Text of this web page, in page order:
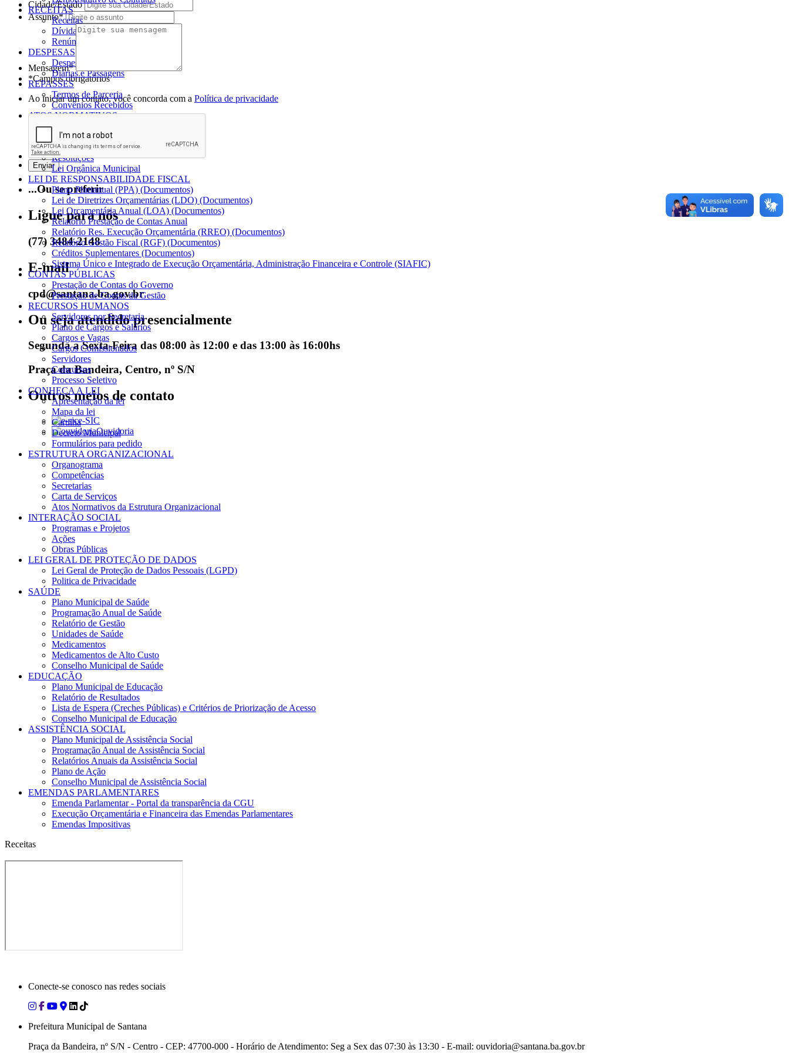
Cidade/Estado
Assunto*
Mensagem*
*Campos obrigatórios
Ao iniciar um contato, você concorda com a Política de privacidade
...Ou se preferir
Ligue para nós
(77) 3484-2148
E-mail
cpd@santana.ba.gov.br
Ou seja atendido presencialmente
Segunda a Sexta-Feira das 08:00 às 12:00 e das 13:00 às 16:00hs
Praça da Bandeira, Centro, nº S/N
Outros meios de contato
e-SIC
Ouvidoria
RECEITAS
Receitas
Dívida Ativa
Renúncia de Receitas
DESPESAS
Despesas
Diárias e Passagens
REPASSES
Termos de Parceria
Convênios Recebidos
ATOS NORMATIVOS
Leis
Decretos
Portarias
Resoluções
Lei Orgânica Municipal
LEI DE RESPONSABILIDADE FISCAL
Plano Plurianual (PPA) (Documentos)
Lei de Diretrizes Orçamentárias (LDO) (Documentos)
Lei Orçamentária Anual (LOA) (Documentos)
Relatório Prestação de Contas Anual
Relatório Res. Execução Orçamentária (RREO) (Documentos)
Relatório Gestão Fiscal (RGF) (Documentos)
Créditos Suplementares (Documentos)
Sistema Único e Integrado de Execução Orçamentária, Administração Financeira e Controle (SIAFIC)
CONTAS PÚBLICAS
Prestação de Contas do Governo
Prestação de Contas da Gestão
RECURSOS HUMANOS
Servidores por Secretaria
Plano de Cargos e Salários
Cargos e Vagas
Cargos Comissionados
Servidores
Concursos
Processo Seletivo
CONHEÇA A LEI
Apresentação da lei
Mapa da lei
Cartilha
Decreto Municipal
Formulários para pedido
ESTRUTURA ORGANIZACIONAL
Organograma
Competências
Secretarias
Carta de Serviços
Atos Normativos da Estrutura Organizacional
INTERAÇÃO SOCIAL
Programas e Projetos
Ações
Obras Públicas
LEI GERAL DE PROTEÇÃO DE DADOS
Lei Geral de Proteção de Dados Pessoais (LGPD)
Politica de Privacidade
SAÚDE
Plano Municipal de Saúde
Programação Anual de Saúde
Relatório de Gestão
Unidades de Saúde
Medicamentos
Medicamentos de Alto Custo
Conselho Municipal de Saúde
EDUCAÇÃO
Plano Municipal de Educação
Relatório de Resultados
Lista de Espera (Creches Públicas) e Critérios de Priorização de Acesso
Conselho Municipal de Educação
ASSISTÊNCIA SOCIAL
Plano Municipal de Assistência Social
Programação Anual de Assistência Social
Relatórios Anuais da Assistência Social
Plano de Ação
Conselho Municipal de Assistência Social
EMENDAS PARLAMENTARES
Emenda Parlamentar - Portal da transparência da CGU
Execução Orçamentária e Financeira das Emendas Parlamentares
Emendas Impositivas
Receitas
Conecte-se conosco nas redes sociais
Prefeitura Municipal de Santana
Praça da Bandeira, nº S/N - Centro - CEP: 47700-000 - Horário de Atendimento: Seg a Sex das 07:30 às 13:30 - E-mail: ouvidoria@santana.ba.gov.br